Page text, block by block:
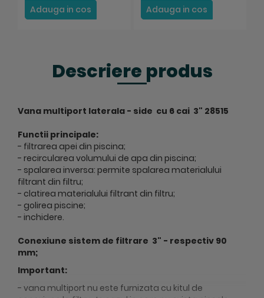
Adauga in cos Adauga in cos
Descriere produs
Vana multiport laterala - side cu 6 cai 3" 28515
Functii principale:
- filtrarea apei din piscina;
- recircularea volumului de apa din piscina;
- spalarea inversa: permite spalarea materialului
filtrant din filtru;
- clatirea materialului filtrant din filtru;
- golirea piscine;
- inchidere.
Conexiune sistem de filtrare 3" - respectiv 90
mm;
Important:
- vana multiport nu este furnizata cu kitul de